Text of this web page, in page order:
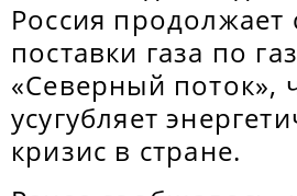
Россия продолжает
поставки газа по
«Северный поток»,
усугубляет
кризис в стране.